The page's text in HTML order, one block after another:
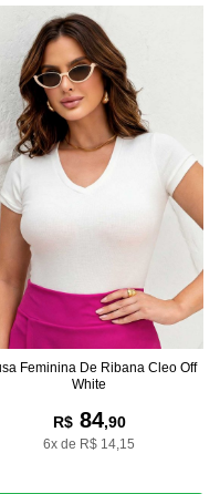
Feminina De Ribana Cleo Off
White
R$84,90
6x de R$ 14,15